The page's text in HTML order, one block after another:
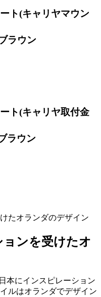
ト(キャリヤマウン
ラウン
ト(キャリヤ取付金
ラウン
ョンを受けたオ
本にインスピレーション
ルはオランダでデザイン